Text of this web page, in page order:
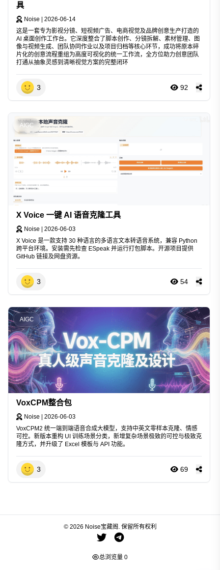
具
Noise | 2026-06-14
这是一套专为影视分镜、短视频广告、电商视觉及品牌创意生产打造的
AI 桌面创作工作台。它深度整合了脚本创作、分镜拆解、素材管理、图
像与视频生成、团队协同作业以及项目归档等核心环节，成功将原本碎
片化的创意流程重组为高度可视化的统一工作流，全方位助力创意团队
打通从抽象灵感到清晰视觉方案的完整闭环
3 92
AIGC
X Voice 一键 AI 语音克隆工具
Noise
2026-06-03
X Voice 是一款支持 30 种语言的多语言文本转语音系统，兼容 Python
跨平台环境。安装需先检查 ESpeak 并运行打包脚本。开源项目提供
GitHub 链接及网盘资源。
3 54
AIGC
VoxCPM整合包
Noise
2026-06-03
VoxCPM2 统一端到端语音合成大模型，支持中英文零样本克隆、情感
可控。新版本重构 UI 训练场景分类，新增复杂场景极致的可控与极致克
隆方式，并升级了 Excel 模板与 API 功能。
3 69
© 2026 Noise宝藏阁. 保留所有权利
总浏览量 0